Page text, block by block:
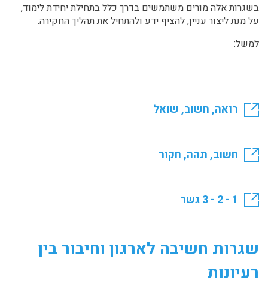
בשגרות אלה מורים משתמשים בדרך כלל בתחילת יחידת לימוד,
על מנת ליצור עניין, להציף ידע ולהתחיל את תהליך החקירה.
למשל:
רואה, חשוב, שואל
חשוב, תהה, חקור
1 - 2 - 3 גשר
שגרות חשיבה לארגון וחיבור בין
רעיונות